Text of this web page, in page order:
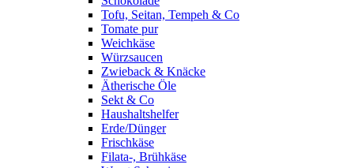
Tofu, Seitan, Tempeh & Co
Tomate pur
Weichkäse
Würzsaucen
Zwieback & Knäcke
Ätherische Öle
Sekt & Co
Haushaltshelfer
Erde/Dünger
Frischkäse
Filata-, Brühkäse